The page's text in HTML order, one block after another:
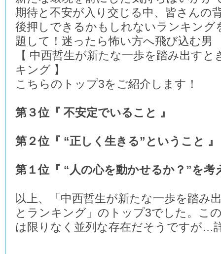
期待と不安が入り交じる中、皆さんの
後押しできるかもしれないランキング
題して！迷ったら怖い方へ飛び込む男
【 中西哲生が新たな一歩を踏み出す
キング 】
こちらのトップ3をご紹介します！
第３位『 不安定でいること 』
第２位『 “正しく生きる”ということ 』
第１位『 “人の心を動かせるか？”を考
以上、「中西哲生が新たな一歩を踏み
とランキング」のトップ3でした。こ
は限りなく並列な存在だそうですが…